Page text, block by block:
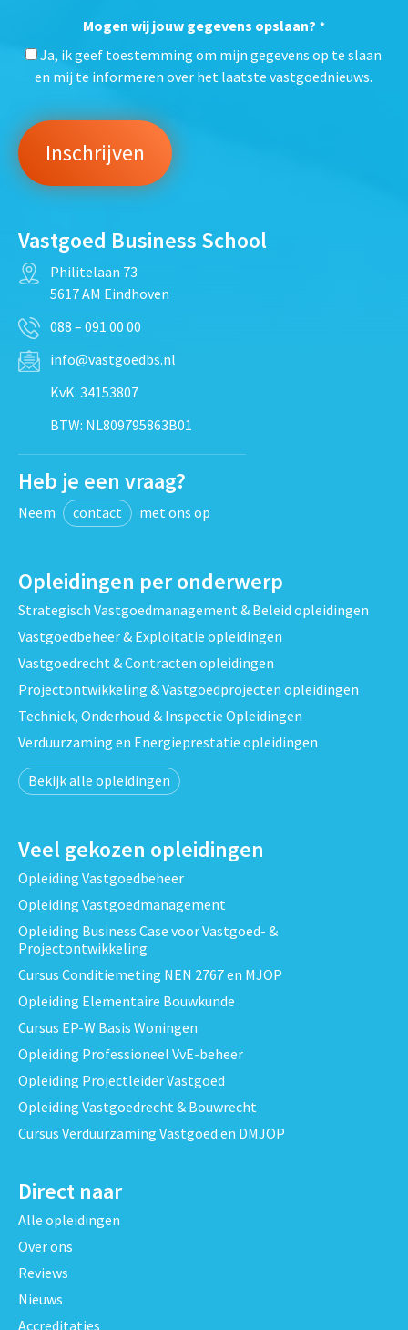
Mogen wij jouw gegevens opslaan? *
Ja, ik geef toestemming om mijn gegevens op te slaan
en mij te informeren over het laatste vastgoednieuws.
Vastgoed Business School
Philitelaan 73
5617 AM Eindhoven
088 – 091 00 00
info@vastgoedbs.nl
KvK: 34153807
BTW: NL809795863B01
Heb je een vraag?
Neem contact met ons op
Opleidingen per onderwerp
Strategisch Vastgoedmanagement & Beleid opleidingen
Vastgoedbeheer & Exploitatie opleidingen
Vastgoedrecht & Contracten opleidingen
Projectontwikkeling & Vastgoedprojecten opleidingen
Techniek, Onderhoud & Inspectie Opleidingen
Verduurzaming en Energieprestatie opleidingen
Bekijk alle opleidingen
Veel gekozen opleidingen
Opleiding Vastgoedbeheer
Opleiding Vastgoedmanagement
Opleiding Business Case voor Vastgoed- &
Projectontwikkeling
Cursus Conditiemeting NEN 2767 en MJOP
Opleiding Elementaire Bouwkunde
Cursus EP-W Basis Woningen
Opleiding Professioneel VvE-beheer
Opleiding Projectleider Vastgoed
Opleiding Vastgoedrecht & Bouwrecht
Cursus Verduurzaming Vastgoed en DMJOP
Direct naar
Alle opleidingen
Over ons
Reviews
Nieuws
Accreditaties